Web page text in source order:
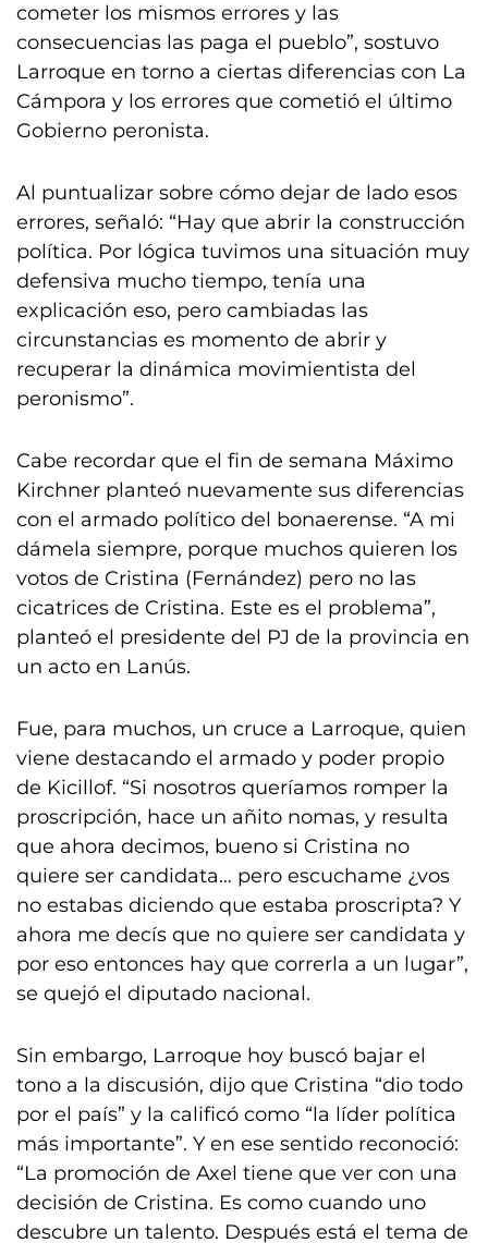
cometer los mismos errores y las
consecuencias las paga el pueblo”, sostuvo
Larroque en torno a ciertas diferencias con La
Cámpora y los errores que cometió el último
Gobierno peronista.
Al puntualizar sobre cómo dejar de lado esos
errores, señaló: “Hay que abrir la construcción
política. Por lógica tuvimos una situación muy
defensiva mucho tiempo, tenía una
explicación eso, pero cambiadas las
circunstancias es momento de abrir y
recuperar la dinámica movimientista del
peronismo”.
Cabe recordar que el fin de semana Máximo
Kirchner planteó nuevamente sus diferencias
con el armado político del bonaerense. “A mi
dámela siempre, porque muchos quieren los
votos de Cristina (Fernández) pero no las
cicatrices de Cristina. Este es el problema”,
planteó el presidente del PJ de la provincia en
un acto en Lanús.
Fue, para muchos, un cruce a Larroque, quien
viene destacando el armado y poder propio
de Kicillof. “Si nosotros queríamos romper la
proscripción, hace un añito nomas, y resulta
que ahora decimos, bueno si Cristina no
quiere ser candidata… pero escuchame ¿vos
no estabas diciendo que estaba proscripta? Y
ahora me decís que no quiere ser candidata y
por eso entonces hay que correrla a un lugar”,
se quejó el diputado nacional.
Sin embargo, Larroque hoy buscó bajar el
tono a la discusión, dijo que Cristina “dio todo
por el país” y la calificó como “la líder política
más importante”. Y en ese sentido reconoció:
“La promoción de Axel tiene que ver con una
decisión de Cristina. Es como cuando uno
descubre un talento. Después está el tema de